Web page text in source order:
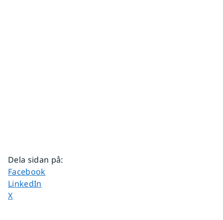
Dela sidan på:
Dela sidan på
Facebook
Dela sidan på
LinkedIn
Dela sidan på
X